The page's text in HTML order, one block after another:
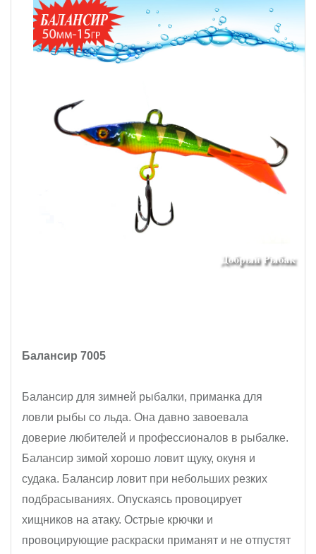
Балансир 7005
Балансир для зимней рыбалки, приманка для
ловли рыбы со льда. Она давно завоевала
доверие любителей и профессионалов в рыбалке.
Балансир зимой хорошо ловит щуку, окуня и
судака. Балансир ловит при небольших резких
подбрасываниях. Опускаясь провоцирует
хищников на атаку. Острые крючки и
провоцирующие раскраски приманят и не отпустят